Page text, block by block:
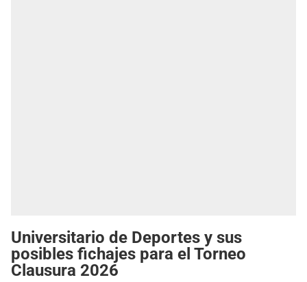
Universitario de Deportes y sus
posibles fichajes para el Torneo
Clausura 2026